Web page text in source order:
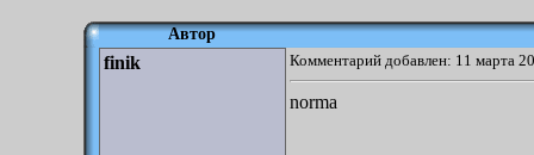
Автор
finik Комментарий добавлен: 11 марта
norma